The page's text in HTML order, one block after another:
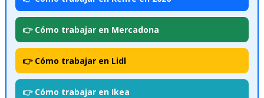
👉 Cómo trabajar en Mercadona
👉 Cómo trabajar en Lidl
👉 Cómo trabajar en Ikea